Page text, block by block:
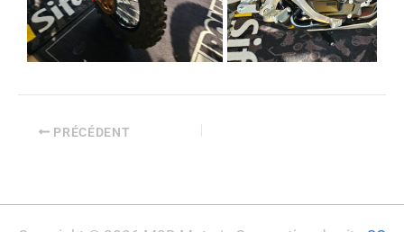
PRÉCÉDENT